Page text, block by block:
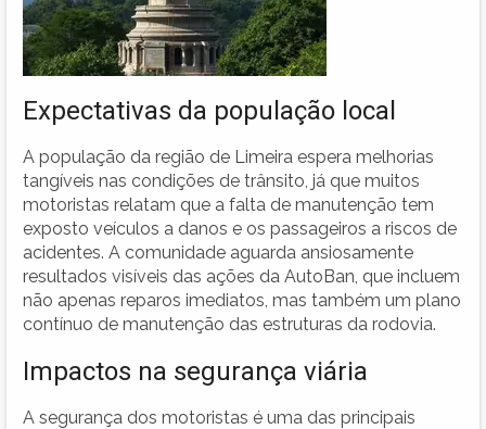
Expectativas da população local
A população da região de Limeira espera melhorias
tangíveis nas condições de trânsito, já que muitos
motoristas relatam que a falta de manutenção tem
exposto veículos a danos e os passageiros a riscos de
acidentes. A comunidade aguarda ansiosamente
resultados visíveis das ações da AutoBan, que incluem
não apenas reparos imediatos, mas também um plano
contínuo de manutenção das estruturas da rodovia.
Impactos na segurança viária
A segurança dos motoristas é uma das principais